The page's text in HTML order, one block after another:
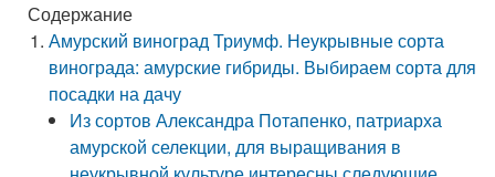
Содержание
Амурский виноград Триумф. Неукрывные сорта
винограда: амурские гибриды. Выбираем сорта для
посадки на дачу
Из сортов Александра Потапенко, патриарха
амурской селекции, для выращивания в